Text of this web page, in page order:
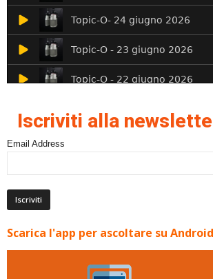
Iscriviti alla
Email Address
Scarica l'app per ascoltare su Android